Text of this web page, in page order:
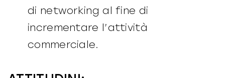
di networking al fine di
incrementare l’attività
commerciale.